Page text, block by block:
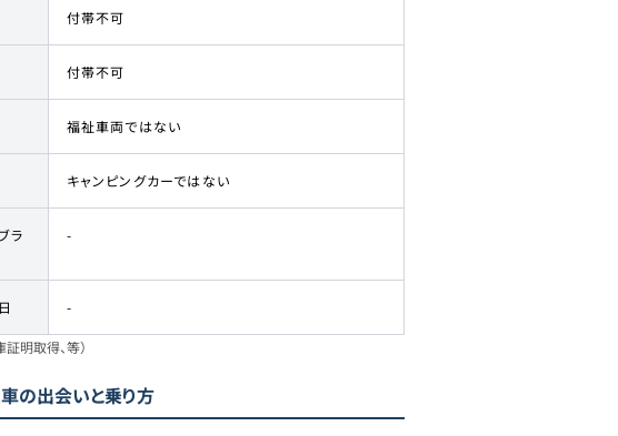
付帯不可
付帯不可
福祉車両ではない
キャンピングカーではない
ラ
-
-
明取得、等）
の出会いと乗り方